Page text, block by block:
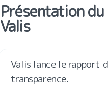
Présentation
Valis
Valis lance le rapport
transparence.